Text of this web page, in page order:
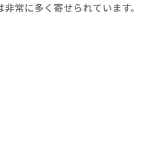
常に多く寄せられています。